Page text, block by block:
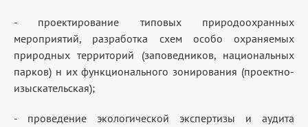
- проектирование типовых природоохранных
мероприятий, разработка схем особо охраняемых
природных территорий (заповедников, национальных
парков) н их функционального зонирования (проектно-
изыскательская);
- проведение экологической экспертизы и аудита